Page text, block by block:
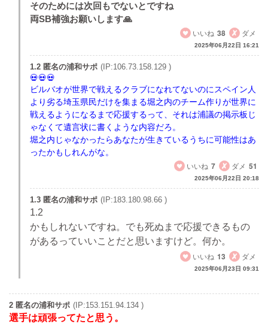
そのためには次回もでないとですね
両SB補強お願いします🙏
いいね 38 ダメ
2025年06月22日 16:21
1.2 匿名の浦和サポ (IP:106.73.158.129 )
ビルバオが世界で戦えるクラブになれてないのにスペイン人
より劣る埼玉県民だけを集まる堀之内のチーム作りが世界に
戦えるようになるまで応援するって、それは浦議の掲示板じ
ゃなくて遺言状に書くような内容だろ。
堀之内じゃなかったらあなたが生きているうちに可能性はあ
ったかもしれんがな。
いいね 7 ダメ 51
2025年06月22日 20:18
1.3 匿名の浦和サポ (IP:183.180.98.66 )
1.2
かもしれないですね。でも死ぬまで応援できるもの
があるっていいことだと思いますけど。何か。
いいね 13 ダメ
2025年06月23日 09:31
2 匿名の浦和サポ (IP:153.151.94.134 )
選手は頑張ってたと思う。